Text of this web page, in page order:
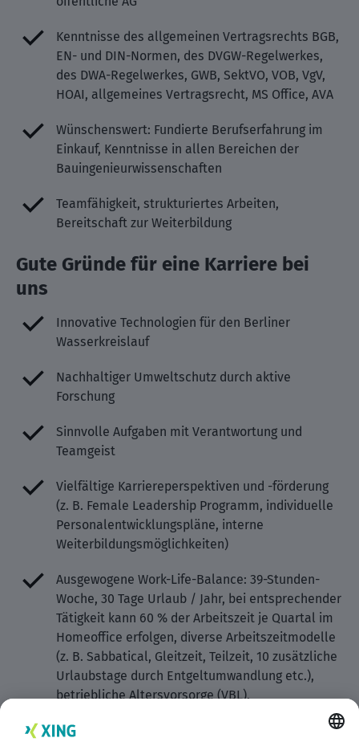
Kenntnisse des allgemeinen Vertragsrechts BGB,
EN- und DIN-Normen, des DVGW-Regelwerkes,
des DWA-Regelwerkes, GWB, SektVO, VOB, VgV,
HOAI, allgemeines Vertragsrecht, MS Office, AVA
Wünschenswert: Fundierte Berufserfahrung im
Einkauf, Kenntnisse in allen Bereichen der
Bauingenieurwissenschaften
Teamfähigkeit, strukturiertes Arbeiten,
Bereitschaft zur Weiterbildung
Gute Gründe für eine Karriere bei
uns
Innovative Technologien für den Berliner
Wasserkreislauf
Nachhaltiger Umweltschutz durch aktive
Forschung
Sinnvolle Aufgaben mit Verantwortung und
Teamgeist
Vielfältige Karriereperspektiven und -förderung
(z. B. Female Leadership Programm, individuelle
Personalentwicklungspläne, interne
Weiterbildungsmöglichkeiten)
Ausgewogene Work-Life-Balance: 39-Stunden-
Woche, 30 Tage Urlaub / Jahr, bei entsprechender
Tätigkeit kann 60 % der Arbeitszeit je Quartal im
Homeoffice erfolgen, diverse Arbeitszeitmodelle
(z. B. Sabbatical, Gleitzeit, Teilzeit, 10 zusätzliche
Urlaubstage durch Entgeltumwandlung etc.),
betriebliche Altersvorsorge (VBL),
vermögenswirksame Leistungen (VWL), Zuschuss
zum Deutschlandticket Job, Corporate Benefits